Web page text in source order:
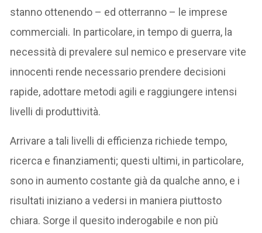
stanno ottenendo – ed otterranno – le imprese
commerciali. In particolare, in tempo di guerra, la
necessità di prevalere sul nemico e preservare vite
innocenti rende necessario prendere decisioni
rapide, adottare metodi agili e raggiungere intensi
livelli di produttività.
Arrivare a tali livelli di efficienza richiede tempo,
ricerca e finanziamenti; questi ultimi, in particolare,
sono in aumento costante già da qualche anno, e i
risultati iniziano a vedersi in maniera piuttosto
chiara. Sorge il quesito inderogabile e non più